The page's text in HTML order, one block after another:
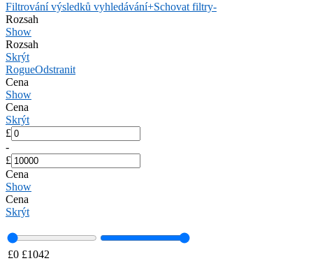
Filtrování výsledků vyhledávání+Schovat filtry-
Rozsah
Show
Rozsah
Skrýt
RogueOdstranit
Cena
Show
Cena
Skrýt
£
-
£
Cena
Show
Cena
Skrýt
£0 £1042